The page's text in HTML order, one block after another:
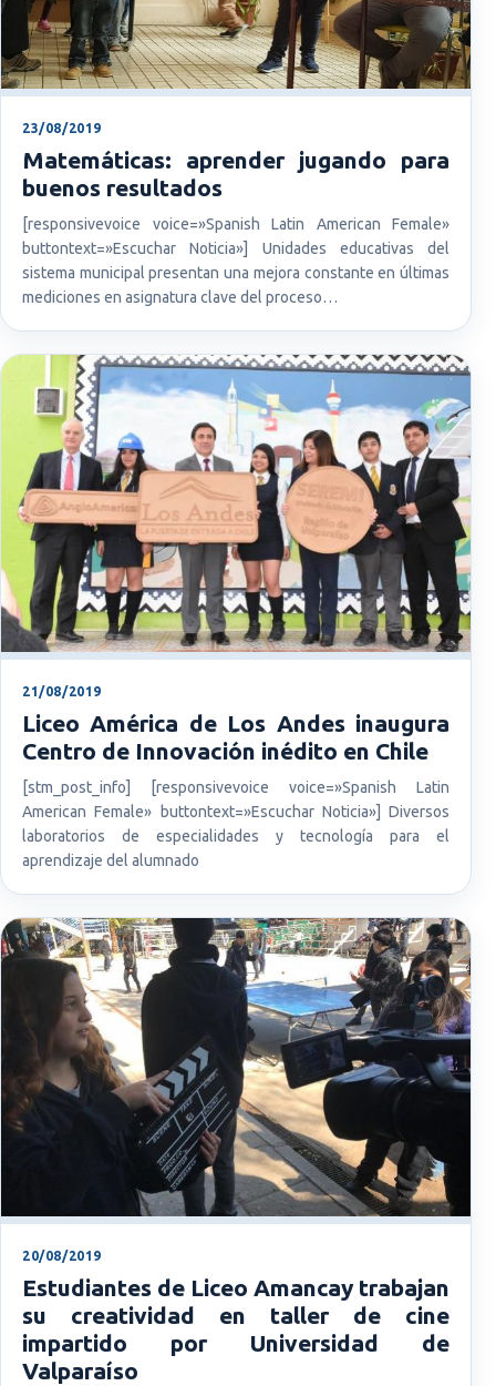
23/08/2019
Matemáticas: aprender jugando para
buenos resultados
[responsivevoice voice=»Spanish Latin American Female»
buttontext=»Escuchar Noticia»] Unidades educativas del
sistema municipal presentan una mejora constante en últimas
mediciones en asignatura clave del proceso…
21/08/2019
Liceo América de Los Andes inaugura
Centro de Innovación inédito en Chile
[stm_post_info] [responsivevoice voice=»Spanish Latin
American Female» buttontext=»Escuchar Noticia»] Diversos
laboratorios de especialidades y tecnología para el
aprendizaje del alumnado
20/08/2019
Estudiantes de Liceo Amancay trabajan
su creatividad en taller de cine
impartido por Universidad de
Valparaíso